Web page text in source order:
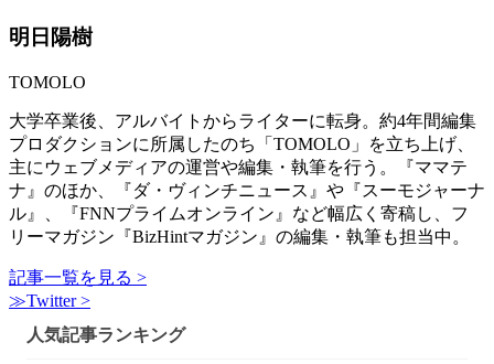
明日陽樹
TOMOLO
大学卒業後、アルバイトからライターに転身。約4年間編集
プロダクションに所属したのち「TOMOLO」を立ち上げ、
主にウェブメディアの運営や編集・執筆を行う。『ママテ
ナ』のほか、『ダ・ヴィンチニュース』や『スーモジャーナ
ル』、『FNNプライムオンライン』など幅広く寄稿し、フ
リーマガジン『BizHintマガジン』の編集・執筆も担当中。
記事一覧を見る >
≫Twitter >
人気記事ランキング